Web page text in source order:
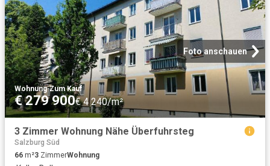
Foto anschauen
Wohnung·Zum Kauf
€ 279 900€ 4 240/m²
3 Zimmer Wohnung Nähe Überfuhrsteg
Salzburg Süd
66 m²3 ZimmerWohnung